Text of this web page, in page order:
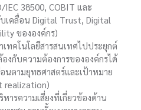
IEC 38500, COBIT และ
เคลื่อน Digital Trust, Digital
ขององค์กร)
ทคโนโลยีสารสนเทศไปประยุกต์
งกับความต้องการขององค์กรได้
นตามยุทธศาสตร์และเป้าหมาย
realization)
ารความเสี่ยงที่เกี่ยวข้องด้าน